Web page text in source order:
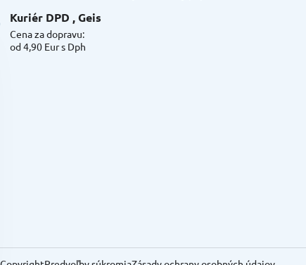
Kuriér DPD , Geis
Cena za dopravu:
od 4,90 Eur s Dph